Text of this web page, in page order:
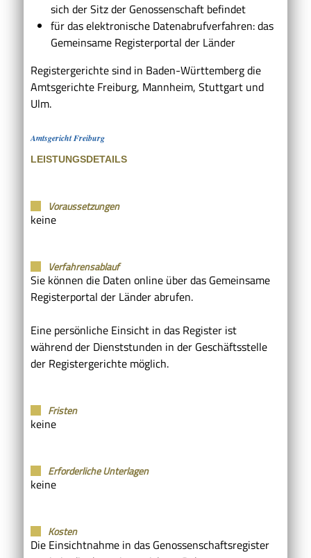
sich der Sitz der Genossenschaft befindet
für das elektronische Datenabrufverfahren: das
Gemeinsame Registerportal der Länder
Registergerichte sind in Baden-Württemberg die
Amtsgerichte Freiburg, Mannheim, Stuttgart und
Ulm.
Amtsgericht Freiburg
LEISTUNGSDETAILS
Voraussetzungen
keine
Verfahrensablauf
Sie können die Daten online über das Gemeinsame
Registerportal der Länder abrufen.
Eine persönliche Einsicht in das Register ist
während der Dienststunden in der Geschäftsstelle
der Registergerichte möglich.
Fristen
keine
Erforderliche Unterlagen
keine
Kosten
Die Einsichtnahme in das Genossenschaftsregister